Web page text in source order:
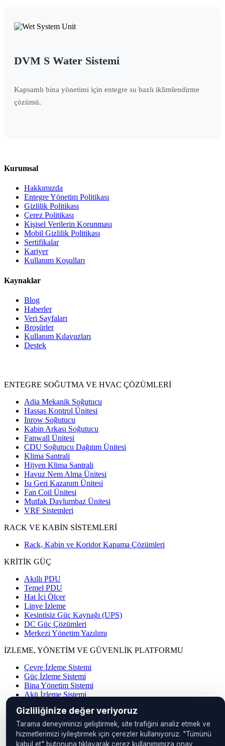
DVM S Water Sistemi
Kapsamlı bina yönetimi için entegre su bazlı iklimlendirme
çözümü.
Kurumsal
Hakkımızda
Entegre Yönetim Politikası
Gizlilik Politikası
Çerez Politikası
Kişisel Verilerin Korunması
Mobil Gizlilik Politikası
Sertifikalar
Kariyer
Kullanım Koşulları
Kaynaklar
Blog
Haberler
Veri Sayfaları
Broşürler
Kullanım Kılavuzları
Destek
ENTEGRE SOĞUTMA VE HVAC ÇÖZÜMLERİ
Adia Mekanik Soğutucu
Hassas Kontrol Ünitesi
Inrow Soğutucu
Kabin Arkası Soğutucu
Fanwall Ünitesi
CDU Soğutucu Dağıtım Ünitesi
Klima Santrali
Hijyen Klima Santrali
Havuz Nem Alma Ünitesi
Isı Geri Kazanım Ünitesi
Fan Coil Ünitesi
Mutfak Davlumbaz Ünitesi
VRF Sistemleri
RACK VE KABİN SİSTEMLERİ
Rack, Kabin ve Koridor Kapama Çözümleri
KRİTİK GÜÇ
Akıllı PDU
Temel PDU
Hat İçi Ölçer
Linye İzleme
Kesintisiz Güç Kaynağı (UPS)
DC Güç Çözümleri
Merkezi Yönetim Yazılımı
İZLEME, YÖNETİM VE GÜVENLİK PLATFORMU
Çevre İzleme Sistemi
Güç İzleme Sistemi
Bina Yönetim Sistemi
Akü İzleme Sistemi
SmartPack Merkezi Yönetim Yazılımı
DCIM
Yangın Algılama ve Söndürme
PAVA
Gizliliğinize değer veriyoruz
Tarama deneyiminizi geliştirmek, site trafiğini analiz etmek ve
hizmetlerimizi iyileştirmek için çerezler kullanıyoruz. "Tümünü
kabul et" butonuna tıklayarak çerez kullanımımıza onay